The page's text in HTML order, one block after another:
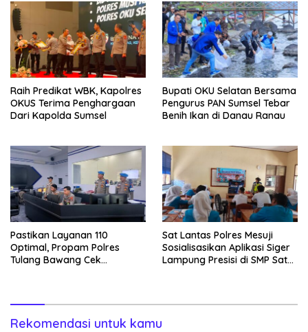
Raih Predikat WBK, Kapolres
OKUS Terima Penghargaan
Dari Kapolda Sumsel
Bupati OKU Selatan Bersama
Pengurus PAN Sumsel Tebar
Benih Ikan di Danau Ranau
Pastikan Layanan 110
Optimal, Propam Polres
Tulang Bawang Cek
Sat Lantas Polres Mesuji
Sosialisasikan Aplikasi Siger
Lampung Presisi di SMP Satu
Rekomendasi untuk kamu